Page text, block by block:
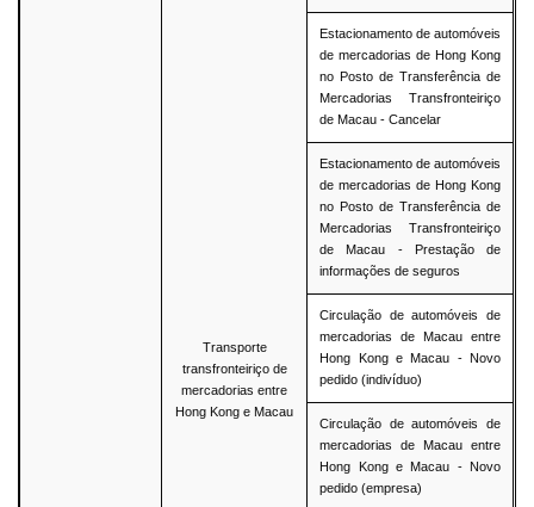
Transporte
transfronteiriço de
mercadorias entre
Hong Kong e Macau
Estacionamento de automóveis
de mercadorias de Hong Kong
no Posto de Transferência de
Mercadorias Transfronteiriço
de Macau - Cancelar
Estacionamento de automóveis
de mercadorias de Hong Kong
no Posto de Transferência de
Mercadorias Transfronteiriço
de Macau - Prestação de
informações de seguros
Circulação de automóveis de
mercadorias de Macau entre
Hong Kong e Macau - Novo
pedido (indivíduo)
Circulação de automóveis de
mercadorias de Macau entre
Hong Kong e Macau - Novo
pedido (empresa)